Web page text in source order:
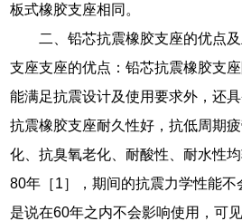
板式橡胶支座相同。
二、铅芯抗震橡胶支座的优点
支座支座的优点：铅芯抗震橡胶支
能满足抗震设计及使用要求外，还
抗震橡胶支座耐久性好，抗低周期
化、抗臭氧老化、耐酸性、耐水性
80年［1］，期间的抗震力学性能
是说在60年之内不会影响使用，可